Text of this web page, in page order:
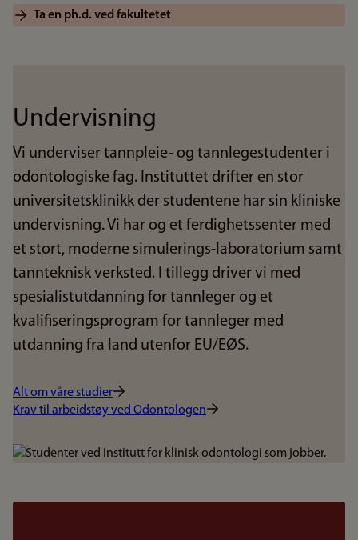
Ta en ph.d. ved fakultetet
Undervisning
Vi underviser tannpleie- og tannlegestudenter i
odontologiske fag. Instituttet drifter en stor
universitetsklinikk der studentene har sin kliniske
undervisning. Vi har og et ferdighetssenter med
et stort, moderne simulerings-laboratorium samt
tannteknisk verksted. I tillegg driver vi med
spesialistutdanning for tannleger og et
kvalifiseringsprogram for tannleger med
utdanning fra land utenfor EU/EØS.
Alt om våre studier
Krav til arbeidstøy ved Odontologen
Bilde